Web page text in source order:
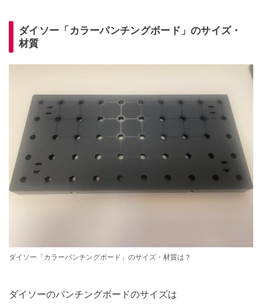
ダイソー「カラーパンチングボード」のサイズ・
材質
ダイソー「カラーパンチングボード」のサイズ・材質は？
ダイソーのパンチングボードのサイズは